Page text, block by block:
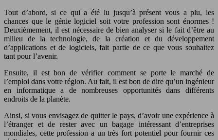
Tout d’abord, si ce qui a été lu jusqu’à présent vous a plu, les
chances que le génie logiciel soit votre profession sont énormes !
Deuxièmement, il est nécessaire de bien analyser si le fait d’être au
milieu de la technologie, de la création et du développement
d’applications et de logiciels, fait partie de ce que vous souhaitez
tant pour l’avenir.
Ensuite, il est bon de vérifier comment se porte le marché de
l’emploi dans votre région. Au fait, il est bon de dire qu’un ingénieur
en informatique a de nombreuses opportunités dans différents
endroits de la planète.
Ainsi, si vous envisagez de quitter le pays, d’avoir une expérience à
l’étranger et de rester avec un bagage intéressant d’entreprises
mondiales, cette profession a un très fort potentiel pour fournir ces